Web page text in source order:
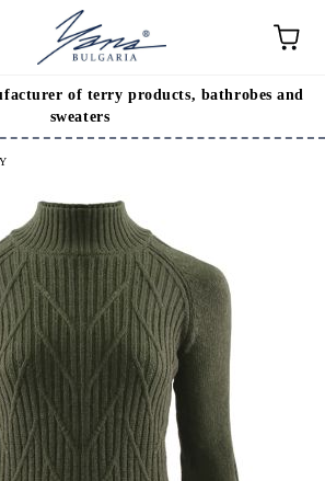
of terry products, bathrobes and
sweaters